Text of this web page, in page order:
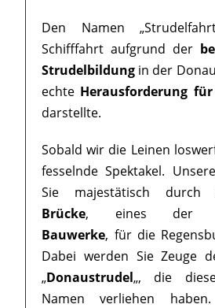
Den Namen
Schifffahrt aufgrund der
Strudelbildung in der
echte Herausforderung
darstellte.
Sobald wir die Leinen
fesselnde Spektakel.
Sie majestätisch
Brücke, eines der
Bauwerke, für die
Dabei werden Sie Zeuge
„Donaustrudel„, die
Namen verliehen